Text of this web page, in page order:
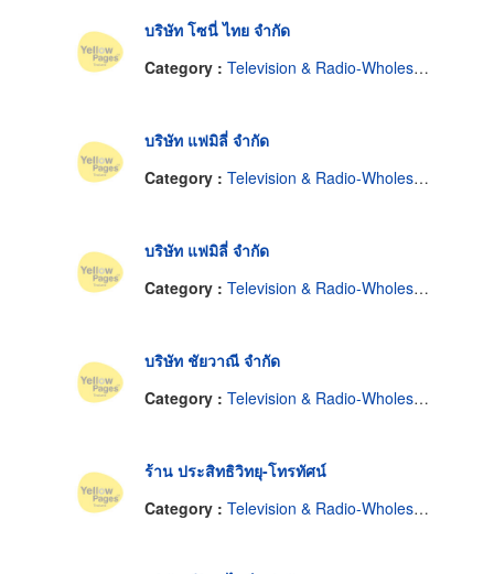
บริษัท โซนี่ ไทย จำกัด
Category : Television & Radio-Wholesale & Manufacturers
บริษัท แฟมิลี่ จำกัด
Category : Television & Radio-Wholesale & Manufacturers
บริษัท แฟมิลี่ จำกัด
Category : Television & Radio-Wholesale & Manufacturers
บริษัท ชัยวาณี จำกัด
Category : Television & Radio-Wholesale & Manufacturers
ร้าน ประสิทธิวิทยุ-โทรทัศน์
Category : Television & Radio-Wholesale & Manufacturers